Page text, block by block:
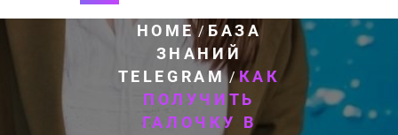
HOME/ БАЗА
ЗНАНИЙ
TELEGRAM/КАК
ПОЛУЧИТЬ
ГАЛОЧКУ В